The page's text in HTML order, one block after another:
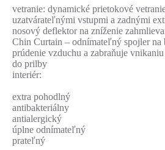
vetranie: dynamické prietokové
uzatvárateľnými vstupmi a zadnými
nosový deflektor na zníženie
Chin Curtain – odnímateľný spojler na
prúdenie vzduchu a zabraňuje
do prilby
interiér:
extra pohodlný
antibakteriálny
antialergický
úplne odnímateľný
prateľný